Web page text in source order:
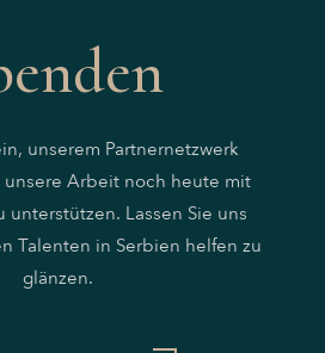
unserem Partnernetzwerk
Arbeit noch heute mit
unterstützen. Lassen Sie uns
Talenten in Serbien helfen zu
glänzen.